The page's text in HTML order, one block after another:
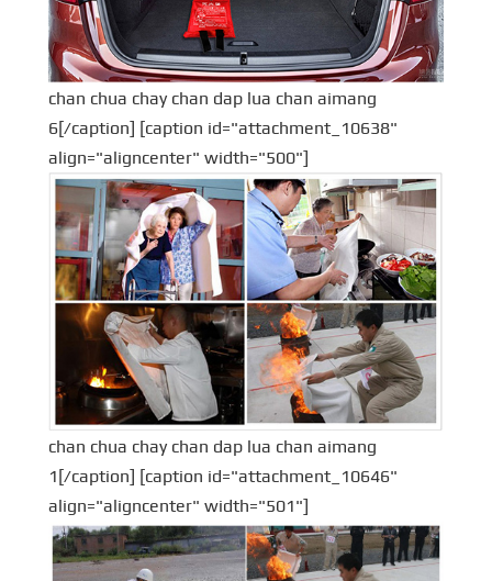
chan chua chay chan dap lua chan aimang
6[/caption] [caption id="attachment_10638"
align="aligncenter" width="500"]
chan chua chay chan dap lua chan aimang
1[/caption] [caption id="attachment_10646"
align="aligncenter" width="501"]